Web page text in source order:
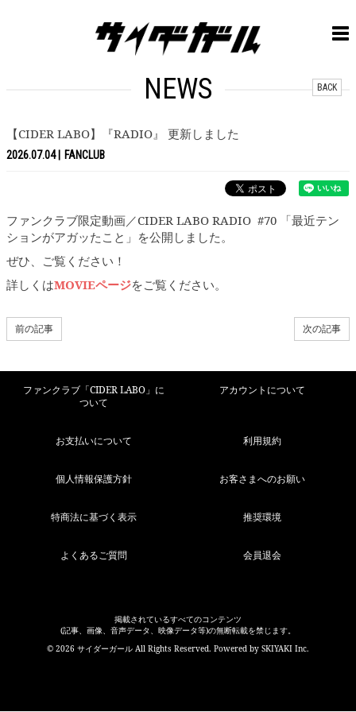
NEWS BACK
【CIDER LABO】『RADIO』 更新しました
2026.07.04 FANCLUB
ファンクラブ限定動画／CIDER LABO RADIO #70 「最近テン
ションがアガッたこと」を公開しました。
ぜひ、ご覧ください！
詳しくはMOVIEページをご覧ください。
次の記事
前の記事
ファンクラブ「CIDER LABO」に
ついて
アカウントについて
お支払いについて 利用規約
個人情報保護方針 お客さまへのお願い
特商法に基づく表示 推奨環境
よくあるご質問 会員退会
掲載されているすべてのコンテンツ
(記事、画像、音声データ、映像データ等)の無断転載を禁じます。
© 2026 サイダーガール All Rights Reserved. Powered by SKIYAKI Inc.